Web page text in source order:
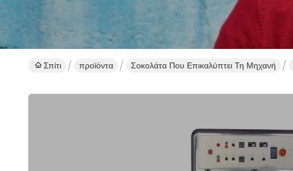
Σπίτι προϊόντα Σοκολάτα Που Επικαλύπτει Τη Μηχανή